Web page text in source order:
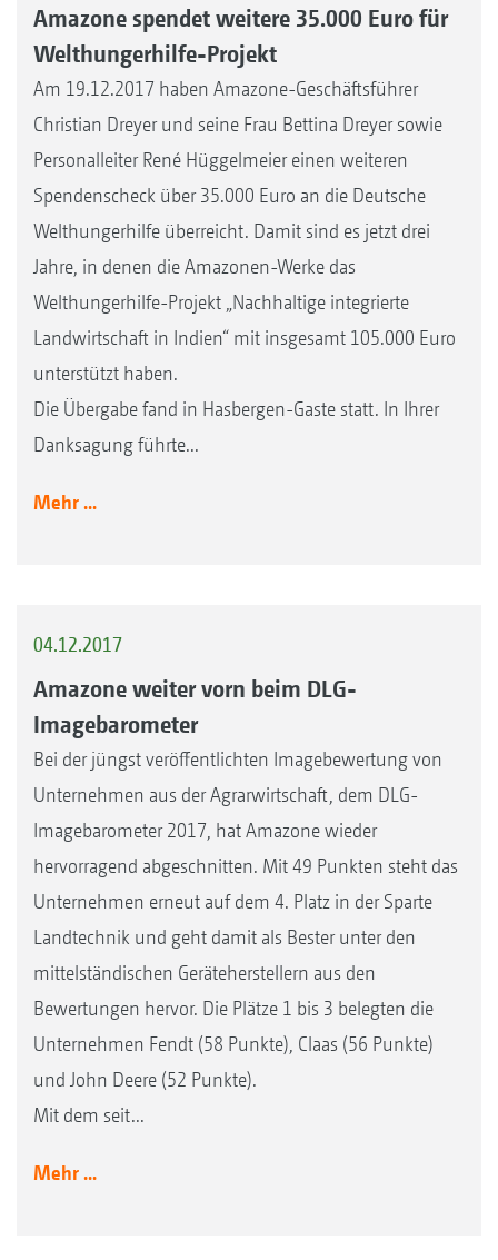
Amazone spendet weitere 35.000 Euro für
Welthungerhilfe-Projekt
Am 19.12.2017 haben Amazone-Geschäftsführer
Christian Dreyer und seine Frau Bettina Dreyer sowie
Personalleiter René Hüggelmeier einen weiteren
Spendenscheck über 35.000 Euro an die Deutsche
Welthungerhilfe überreicht. Damit sind es jetzt drei
Jahre, in denen die Amazonen-Werke das
Welthungerhilfe-Projekt „Nachhaltige integrierte
Landwirtschaft in Indien“ mit insgesamt 105.000 Euro
unterstützt haben.
Die Übergabe fand in Hasbergen-Gaste statt. In Ihrer
Danksagung führte...
Mehr ...
04.12.2017
Amazone weiter vorn beim DLG-
Imagebarometer
Bei der jüngst veröffentlichten Imagebewertung von
Unternehmen aus der Agrarwirtschaft, dem DLG-
Imagebarometer 2017, hat Amazone wieder
hervorragend abgeschnitten. Mit 49 Punkten steht das
Unternehmen erneut auf dem 4. Platz in der Sparte
Landtechnik und geht damit als Bester unter den
mittelständischen Geräteherstellern aus den
Bewertungen hervor. Die Plätze 1 bis 3 belegten die
Unternehmen Fendt (58 Punkte), Claas (56 Punkte)
und John Deere (52 Punkte).
Mit dem seit...
Mehr ...